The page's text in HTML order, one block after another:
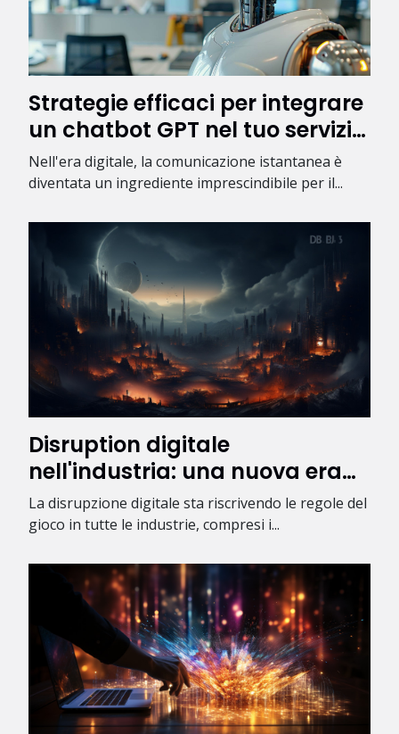
Strategie efficaci per integrare
un chatbot GPT nel tuo servizio
online
Nell'era digitale, la comunicazione istantanea è
diventata un ingrediente imprescindibile per il...
Disruption digitale
nell'industria: una nuova era
per il B2B
La disrupzione digitale sta riscrivendo le regole del
gioco in tutte le industrie, compresi i...